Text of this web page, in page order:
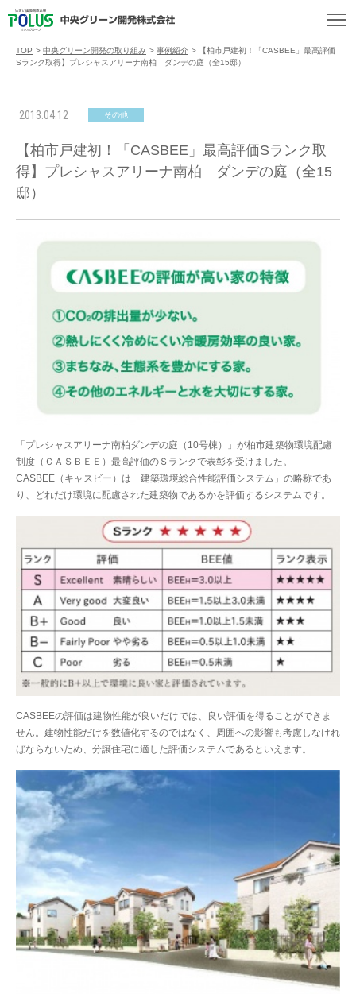
TOP > 中央グリーン開発の取り組み > 事例紹介 >
【柏市戸建初！「CASBEE」最高評価
Sランク取得】プレシャスアリーナ南柏 ダンデの庭（全15邸）
2013.04.12 その他
【柏市戸建初！「CASBEE」最高評価Sランク取
得】プレシャスアリーナ南柏 ダンデの庭（全15
邸）
「プレシャスアリーナ南柏ダンデの庭（10号棟）」が柏市建築物環境配慮
制度（ＣＡＳＢＥＥ）最高評価のＳランクで表彰を受けました。
CASBEE（キャスビー）は「建築環境総合性能評価システム」の略称であ
り、どれだけ環境に配慮された建築物であるかを評価するシステムです。
CASBEEの評価は建物性能が良いだけでは、良い評価を得ることができま
せん。建物性能だけを数値化するのではなく、周囲への影響も考慮しなけれ
ばならないため、分譲住宅に適した評価システムであるといえます。